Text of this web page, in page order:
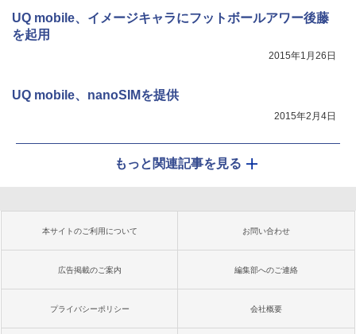
UQ mobile、イメージキャラにフットボールアワー後藤
を起用
2015年1月26日
UQ mobile、nanoSIMを提供
2015年2月4日
もっと関連記事を見る
本サイトのご利用について お問い合わせ
広告掲載のご案内 編集部へのご連絡
プライバシーポリシー 会社概要